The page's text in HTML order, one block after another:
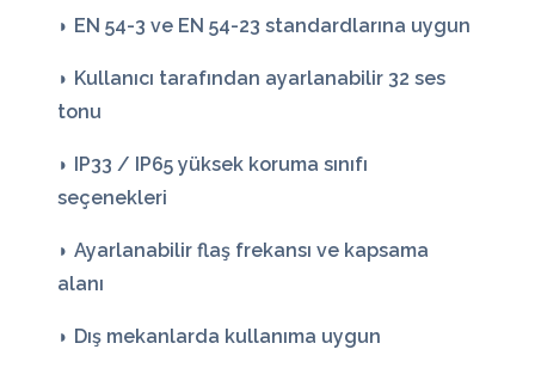
◗ EN 54-3 ve EN 54-23 standardlarına uygun
◗ Kullanıcı tarafından ayarlanabilir 32 ses
tonu
◗ IP33 / IP65 yüksek koruma sınıfı
seçenekleri
◗ Ayarlanabilir flaş frekansı ve kapsama
alanı
◗ Dış mekanlarda kullanıma uygun